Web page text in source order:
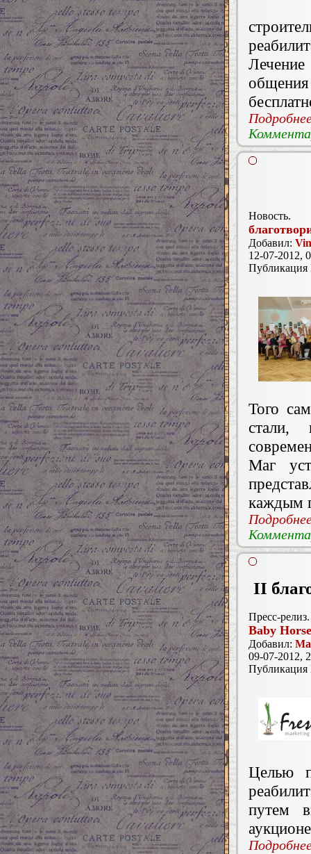
общения
Новость.
Добавил:
12-07-2012,
Того
стали,
Маг
каждым
II
Пресс-релиз.
Baby
Добавил:
09-07-2012,
Целью
путем